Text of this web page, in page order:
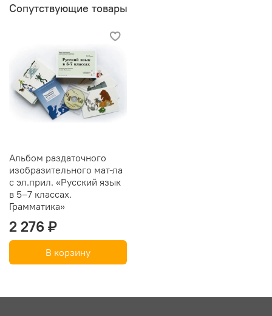
Сопутствующие товары
Альбом раздаточного
изобразительного мат-ла
с эл.прил. «Русский язык
в 5–7 классах.
Грамматика»
2 276 ₽
В корзину